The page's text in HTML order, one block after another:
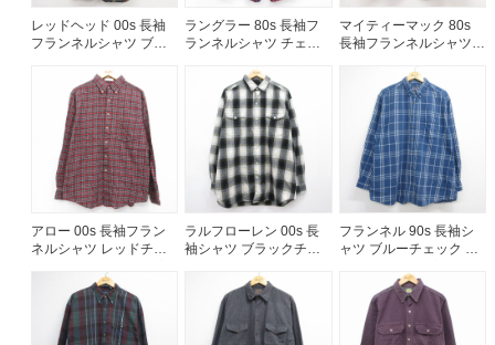
レッドヘッド 00s 長袖
フランネルシャツ ブラ
相当 | 古着
ラングラー 80s 長袖フ
ランネルシャツ チェッ
マイティーマック 80s
長袖フランネルシャツ
XL相当 | 古着
アロー 00s 長袖フラン
ネルシャツ レッドチェ
ラルフローレン 00s 長
袖シャツ ブラックチェ
フランネル 90s 長袖シ
ャツ ブルーチェック メ